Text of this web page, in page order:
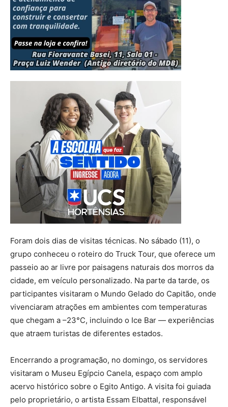
Foram dois dias de visitas técnicas. No sábado (11), o
grupo conheceu o roteiro do Truck Tour, que oferece um
passeio ao ar livre por paisagens naturais dos morros da
cidade, em veículo personalizado. Na parte da tarde, os
participantes visitaram o Mundo Gelado do Capitão, onde
vivenciaram atrações em ambientes com temperaturas
que chegam a –23°C, incluindo o Ice Bar — experiências
que atraem turistas de diferentes estados.
Encerrando a programação, no domingo, os servidores
visitaram o Museu Egípcio Canela, espaço com amplo
acervo histórico sobre o Egito Antigo. A visita foi guiada
pelo proprietário, o artista Essam Elbattal, responsável